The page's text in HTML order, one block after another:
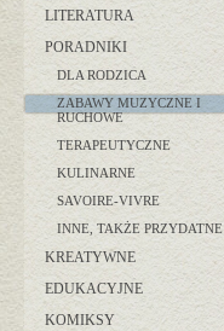
LITERATURA
PORADNIKI
DLA RODZICA
ZABAWY MUZYCZNE I
RUCHOWE
TERAPEUTYCZNE
KULINARNE
SAVOIRE-VIVRE
INNE, TAKŻE PRZYDATNE
KREATYWNE
EDUKACYJNE
KOMIKSY